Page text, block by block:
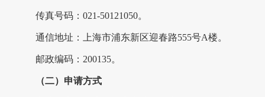
传真号码： 021-50121050。
通信地址：上海市浦东新区迎春路555号A楼。
邮政编码： 200135。
（二）申请方式